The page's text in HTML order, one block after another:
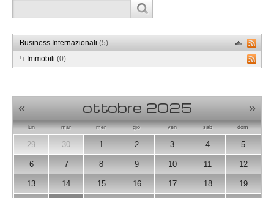
Business Internazionali (5)
Immobili (0)
« ottobre 2025 »
lun mar mer gio ven sab dom
29 30 1 2 3 4 5
6 7 8 9 10 11 12
13 14 15 16 17 18 19